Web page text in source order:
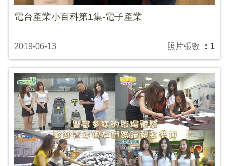
電台產業小百科第1集-電子產業
2019-06-13 照片張數 ：1